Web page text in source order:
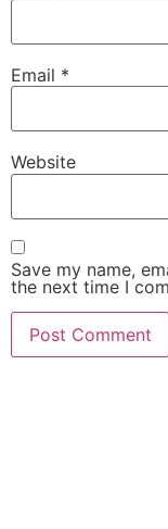
Email *
Website
Save my name,
the next time I